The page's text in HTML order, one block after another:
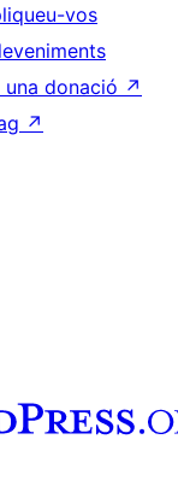
vos
una donació ↗
↗